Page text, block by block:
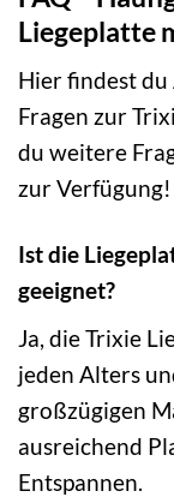
Liegeplatte
Hier findest
Fragen zur
du weitere
zur Verfügung!
Ist die
geeignet?
Ja, die Trixie
jeden Alters
großzügigen
ausreichend
Entspannen.